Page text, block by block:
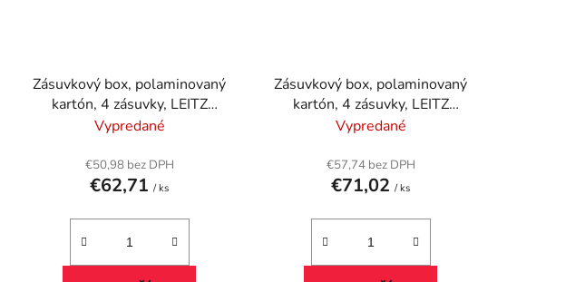
Zásuvkový box, polaminovaný
kartón, 4 zásuvky, LEITZ
"Click&Store", zelená
Vypredané
€50,98 bez DPH
€62,71/ ks
Zásuvkový box, polaminovaný
kartón, 4 zásuvky, LEITZ
"Click&Store", žltá
Vypredané
€57,74 bez DPH
€71,02/ ks